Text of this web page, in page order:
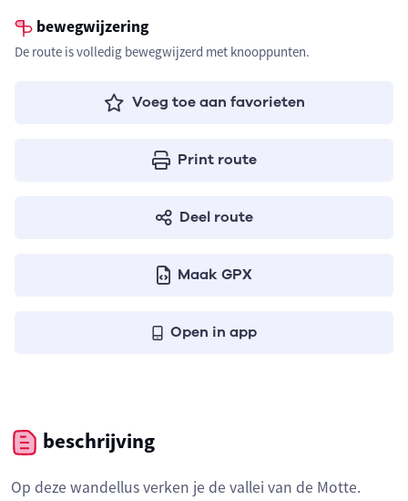
bewegwijzering
De route is volledig bewegwijzerd met knooppunten.
Voeg toe aan favorieten
Print route
Deel route
Maak GPX
Open in app
beschrijving
Op deze wandellus verken je de vallei van de Motte.